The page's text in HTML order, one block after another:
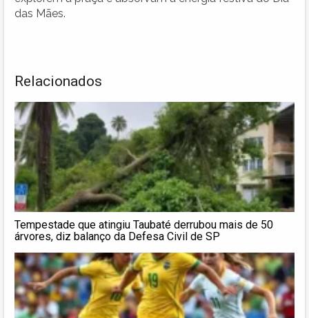
das Mães.
Relacionados
Tempestade que atingiu Taubaté derrubou mais de 50
árvores, diz balanço da Defesa Civil de SP